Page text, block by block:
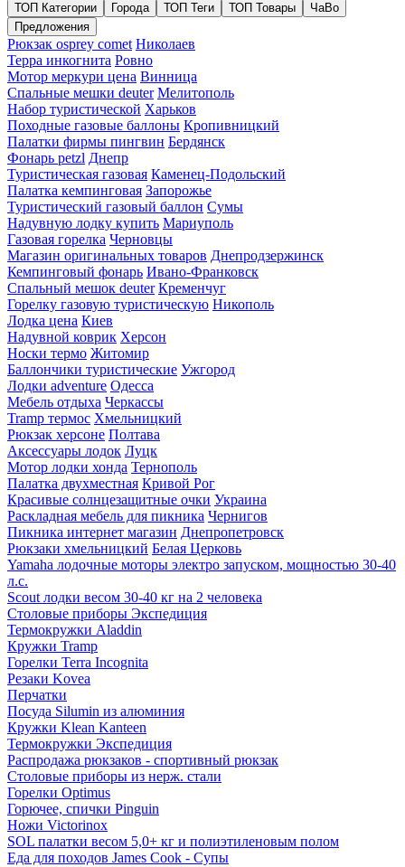
ТОП Категории Города ТОП Теги ТОП Товары
ЧаВо
Предложения
Рюкзак osprey comet Николаев
Терра инкогнита Ровно
Мотор меркури цена Винница
Спальные мешки deuter Мелитополь
Набор туристической Харьков
Походные газовые баллоны Кропивницкий
Палатки фирмы пингвин Бердянск
Фонарь petzl Днепр
Туристическая газовая Каменец-Подольский
Палатка кемпинговая Запорожье
Туристический газовый баллон Сумы
Надувную лодку купить Мариуполь
Газовая горелка Черновцы
Магазин оригинальных товаров Днепродзержинск
Кемпинговый фонарь Ивано-Франковск
Спальный мешок deuter Кременчуг
Горелку газовую туристическую Никополь
Лодка цена Киев
Надувной коврик Херсон
Носки термо Житомир
Баллончики туристические Ужгород
Лодки adventure Одесса
Мебель отдыха Черкассы
Tramp термос Хмельницкий
Рюкзак херсоне Полтава
Аксессуары лодок Луцк
Мотор лодки хонда Тернополь
Палатка двухместная Кривой Рог
Красивые солнцезащитные очки Украина
Раскладная мебель для пикника Чернигов
Пикника интернет магазин Днепропетровск
Рюкзаки хмельницкий Белая Церковь
Yamaha лодочные моторы электро запуском, мощностью 30-40
л.с.
Scout лодки весом 30-40 кг на 2 человека
Столовые приборы Экспедиция
Термокружки Aladdin
Кружки Tramp
Горелки Terra Incognita
Резаки Kovea
Перчатки
Посуда Silumin из алюминия
Кружки Klean Kanteen
Термокружки Экспедиция
Распродажа рюкзаков - спортивный рюкзак
Столовые приборы из нерж. стали
Горелки Optimus
Горючее, спички Pinguin
Ножи Victorinox
SOL палатки весом 5,0+ кг и полиэтиленовым полом
Еда для походов James Cook - Супы